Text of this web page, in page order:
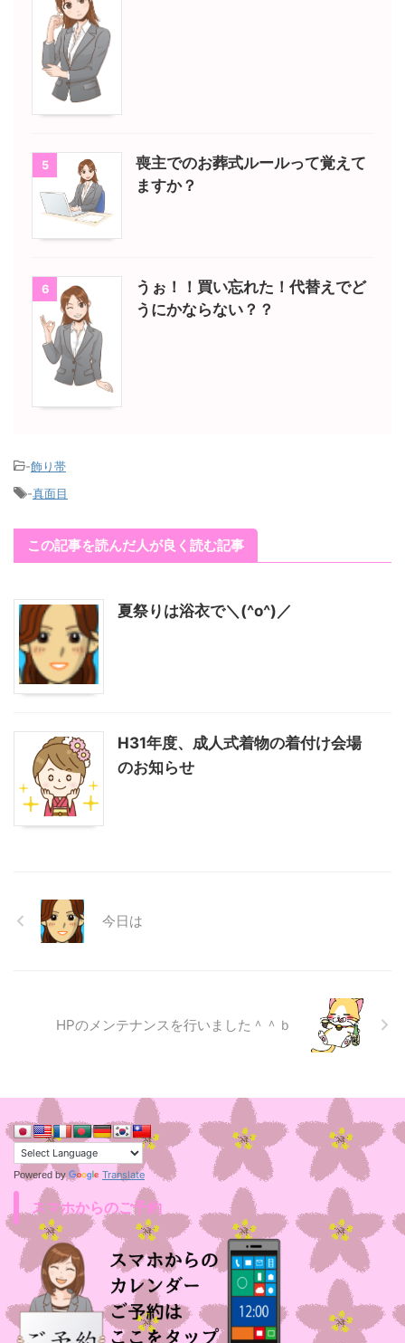
5
喪主でのお葬式ルールって覚えて
ますか？
6
うぉ！！買い忘れた！代替えでど
うにかならない？？
-飾り帯
-真面目
この記事を読んだ人が良く読む記事
夏祭りは浴衣で＼(^o^)／
H31年度、成人式着物の着付け会場
のお知らせ
今日は
HPのメンテナンスを行いました＾＾ｂ
Powered by Translate
スマホからのご予約